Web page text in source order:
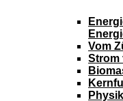
Vom
Strom